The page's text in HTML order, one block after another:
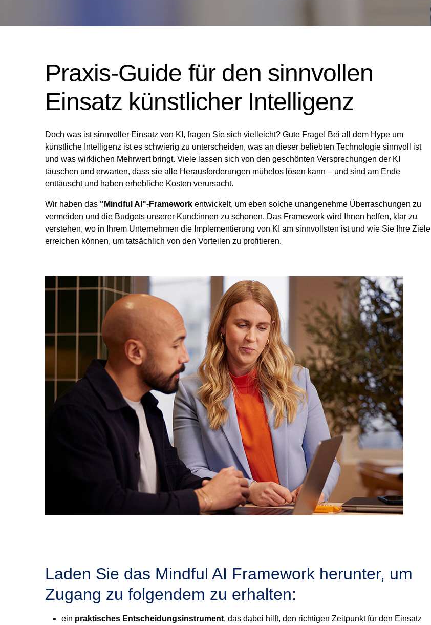
Praxis-Guide für den sinnvollen
Einsatz künstlicher Intelligenz
Doch was ist sinnvoller Einsatz von KI, fragen Sie sich vielleicht? Gute Frage! Bei all dem Hype um
künstliche Intelligenz ist es schwierig zu unterscheiden, was an dieser beliebten Technologie sinnvoll ist
und was wirklichen Mehrwert bringt. Viele lassen sich von den geschönten Versprechungen der KI
täuschen und erwarten, dass sie alle Herausforderungen mühelos lösen kann – und sind am Ende
enttäuscht und haben erhebliche Kosten verursacht.
Wir haben das "Mindful AI"-Framework entwickelt, um eben solche unangenehme Überraschungen zu
vermeiden und die Budgets unserer Kund:innen zu schonen. Das Framework wird Ihnen helfen, klar zu
verstehen, wo in Ihrem Unternehmen die Implementierung von KI am sinnvollsten ist und wie Sie Ihre Ziele
erreichen können, um tatsächlich von den Vorteilen zu profitieren.
Laden Sie das Mindful AI Framework herunter, um
Zugang zu folgendem zu erhalten:
ein praktisches Entscheidungsinstrument, das dabei hilft, den richtigen Zeitpunkt für den Einsatz